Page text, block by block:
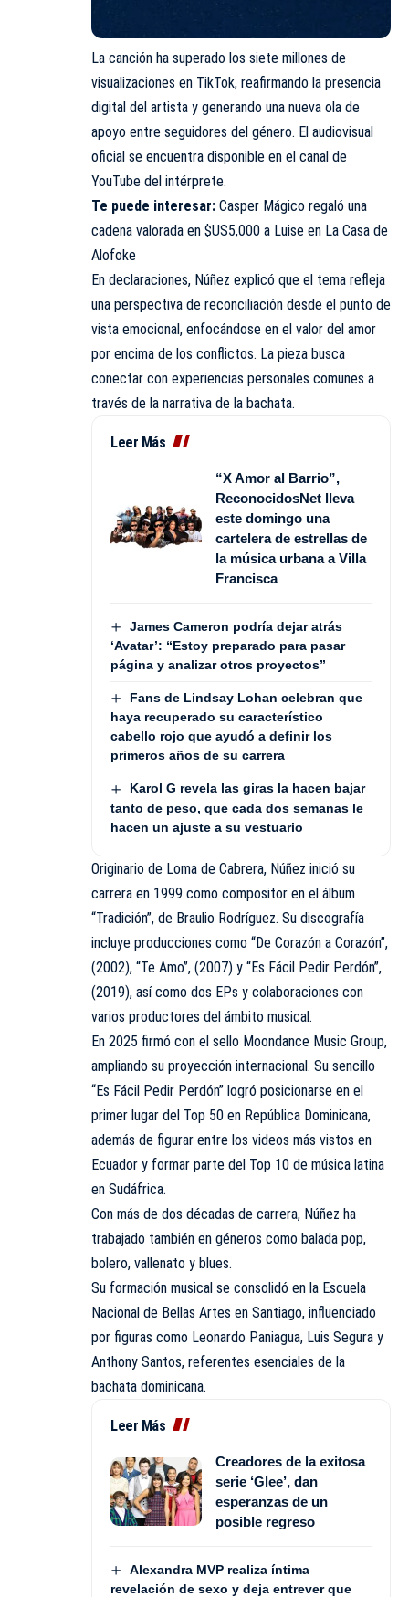
La canción ha superado los siete millones de
visualizaciones en TikTok, reafirmando la presencia
digital del artista y generando una nueva ola de
apoyo entre seguidores del género. El audiovisual
oficial se encuentra disponible en el canal de
YouTube del intérprete.
Te puede interesar: Casper Mágico regaló una
cadena valorada en $US5,000 a Luise en La Casa de
Alofoke
En declaraciones, Núñez explicó que el tema refleja
una perspectiva de reconciliación desde el punto de
vista emocional, enfocándose en el valor del amor
por encima de los conflictos. La pieza busca
conectar con experiencias personales comunes a
través de la narrativa de la bachata.
Leer Más
“X Amor al Barrio”,
ReconocidosNet lleva
este domingo una
cartelera de estrellas de
la música urbana a Villa
Francisca
James Cameron podría dejar atrás
‘Avatar’: “Estoy preparado para pasar
página y analizar otros proyectos”
Fans de Lindsay Lohan celebran que
haya recuperado su característico
cabello rojo que ayudó a definir los
primeros años de su carrera
Karol G revela las giras la hacen bajar
tanto de peso, que cada dos semanas le
hacen un ajuste a su vestuario
Originario de Loma de Cabrera, Núñez inició su
carrera en 1999 como compositor en el álbum
“Tradición”, de Braulio Rodríguez. Su discografía
incluye producciones como “De Corazón a Corazón”,
(2002), “Te Amo”, (2007) y “Es Fácil Pedir Perdón”,
(2019), así como dos EPs y colaboraciones con
varios productores del ámbito musical.
En 2025 firmó con el sello Moondance Music Group,
ampliando su proyección internacional. Su sencillo
“Es Fácil Pedir Perdón” logró posicionarse en el
primer lugar del Top 50 en República Dominicana,
además de figurar entre los videos más vistos en
Ecuador y formar parte del Top 10 de música latina
en Sudáfrica.
Con más de dos décadas de carrera, Núñez ha
trabajado también en géneros como balada pop,
bolero, vallenato y blues.
Su formación musical se consolidó en la Escuela
Nacional de Bellas Artes en Santiago, influenciado
por figuras como Leonardo Paniagua, Luis Segura y
Anthony Santos, referentes esenciales de la
bachata dominicana.
Leer Más
Creadores de la exitosa
serie ‘Glee’, dan
esperanzas de un
posible regreso
Alexandra MVP realiza íntima
revelación de sexo y deja entrever que